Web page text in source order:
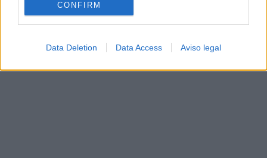
CONFIRM
Data Deletion Data Access Aviso legal